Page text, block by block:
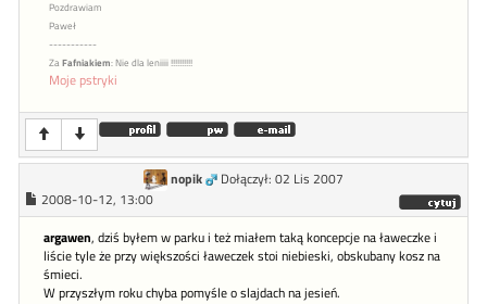
Pozdrawiam
Paweł
-----------
Za Fafniakiem: Nie dla leniiii !!!!!!!!!!
Moje pstryki
nopik
Dołączył: 02 Lis 2007
2008-10-12, 13:00
argawen, dziś byłem w parku i też miałem taką koncepcje na ławeczke i
liście tyle że przy większości ławeczek stoi niebieski, obskubany kosz na
śmieci.
W przyszłym roku chyba pomyśle o slajdach na jesień.